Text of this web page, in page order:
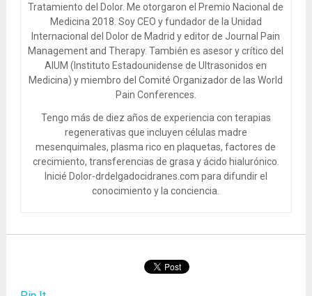
Tratamiento del Dolor. Me otorgaron el Premio Nacional de
Medicina 2018. Soy CEO y fundador de la Unidad
Internacional del Dolor de Madrid y editor de Journal Pain
Management and Therapy. También es asesor y crítico del
AIUM (Instituto Estadounidense de Ultrasonidos en
Medicina) y miembro del Comité Organizador de las World
Pain Conferences.
Tengo más de diez años de experiencia con terapias
regenerativas que incluyen células madre
mesenquimales, plasma rico en plaquetas, factores de
crecimiento, transferencias de grasa y ácido hialurónico.
Inicié Dolor-drdelgadocidranes.com para difundir el
conocimiento y la conciencia.